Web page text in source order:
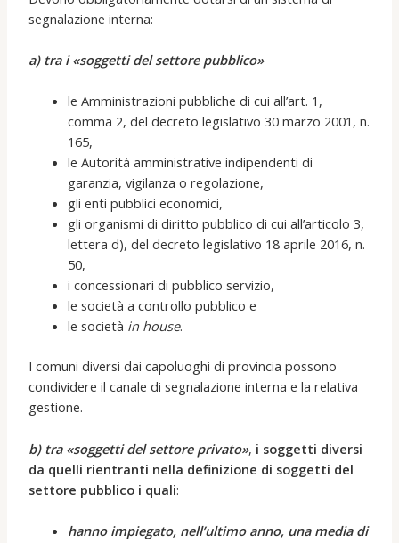
segnalazione interna:
a) tra i «soggetti del settore pubblico»
le Amministrazioni pubbliche di cui all’art. 1,
comma 2, del decreto legislativo 30 marzo 2001, n.
165,
le Autorità amministrative indipendenti di
garanzia, vigilanza o regolazione,
gli enti pubblici economici,
gli organismi di diritto pubblico di cui all’articolo 3,
lettera d), del decreto legislativo 18 aprile 2016, n.
50,
i concessionari di pubblico servizio,
le società a controllo pubblico e
le società in house.
I comuni diversi dai capoluoghi di provincia possono
condividere il canale di segnalazione interna e la relativa
gestione.
b) tra «soggetti del settore privato», i soggetti diversi
da quelli rientranti nella definizione di soggetti del
settore pubblico i quali:
hanno impiegato, nell’ultimo anno, una media di